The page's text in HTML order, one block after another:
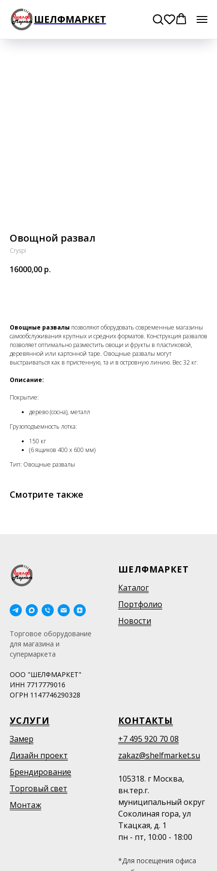
ШЕЛФМАРКЕТ
Овощной развал
Cryspi
16000,00 р.
Овощные развалы позволяют оборудовать современные магазины
самообслуживания крупных и средних форматов. Конструкция развалов
позволяет оптимально разместить овощи и фрукты в пластиковой,
деревянной или картонной таре. Овощные развалы могут
выстраиваться как в пристенную, та и в островную линию. Вес 32 кг.
Описание:
Покрытие:
дерево (сосна), металл
Грузоподъемность лотка:
150 кг
(6 ящиков 400 х 600 мм)
Тип: Овощные развалы
Смотрите также
Торговое оборудование
для магазина и
супермаркета
ООО "ШЕЛФМАРКЕТ"
ИНН 7717779016
ОГРН 1147746290328
ШЕЛФМАРКЕТ
Каталог
Портфолио
Новости
УСЛУГИ
Замер
Дизайн проект
Брендирование
Торговый свет
Монтаж
КОНТАКТЫ
+7 495 920 70 08
zakaz@shelfmarket.su
105318. г Москва,
вн.тер.г.
муниципальный округ
Соколиная гора, ул
Ткацкая, д. 1
пн - пт, 10:00 - 18:00
*Для посещения офиса